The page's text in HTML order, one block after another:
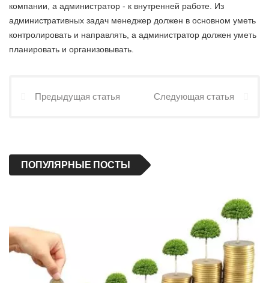
компании, а администратор - к внутренней работе. Из
административных задач менеджер должен в основном уметь
контролировать и направлять, а администратор должен уметь
планировать и организовывать.
Предыдущая статья Следующая статья
ПОПУЛЯРНЫЕ ПОСТЫ